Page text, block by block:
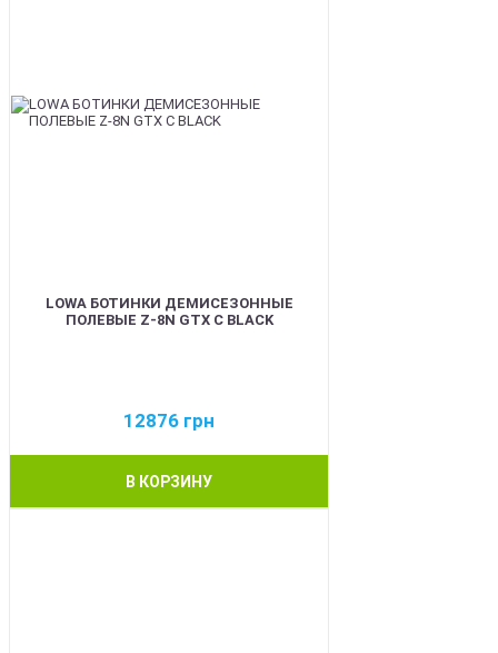
LOWA БОТИНКИ ДЕМИСЕЗОННЫЕ
ПОЛЕВЫЕ Z-8N GTX C BLACK
12876 грн
В КОРЗИНУ